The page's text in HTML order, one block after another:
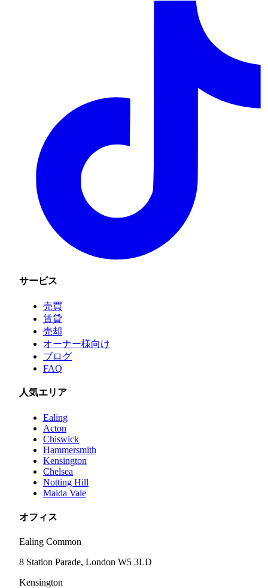
サービス
売買
賃貸
売却
オーナー様向け
ブログ
FAQ
人気エリア
Ealing
Acton
Chiswick
Hammersmith
Kensington
Chelsea
Notting Hill
Maida Vale
オフィス
Ealing Common
8 Station Parade, London W5 3LD
Kensington